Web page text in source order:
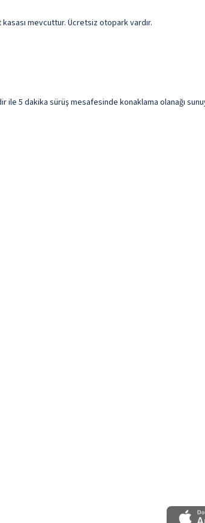
mevcuttur. Ücretsiz otopark vardır.
5 dakika sürüş mesafesinde konaklama olanağı